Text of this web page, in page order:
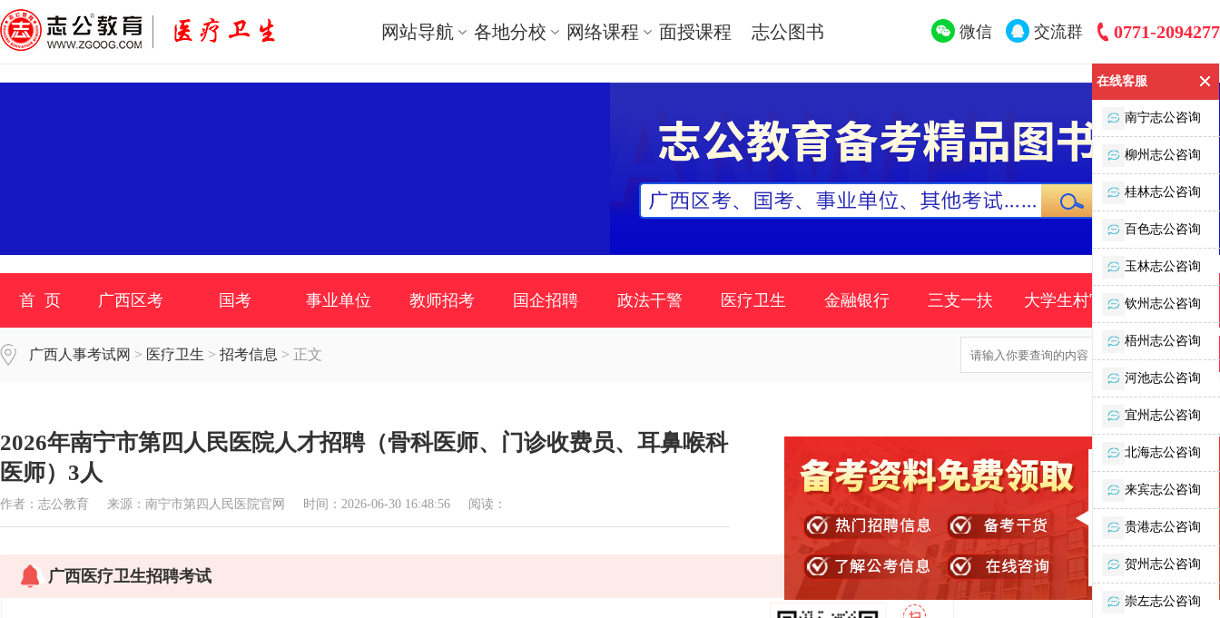
网站导航 各地分校 网络课程 面授课程 志公图书 微信 交流群 0771-2094277
首 页 广西区考 国考 事业单位 教师招考 国企招聘 政法干警 医疗卫生 金融银行 三支一扶 大学生村官 时事政策
广西人事考试网 > 医疗卫生 > 招考信息 > 正文
2026年南宁市第四人民医院人才招聘（骨科医师、门诊收费员、耳鼻喉科
医师）3人
作者：志公教育 来源：南宁市第四人民医院官网 时间：2026-06-30 16:48:56 阅读：
广西医疗卫生招聘考试
在线客服
南宁志公咨询
柳州志公咨询
桂林志公咨询
百色志公咨询
玉林志公咨询
钦州志公咨询
梧州志公咨询
河池志公咨询
宜州志公咨询
北海志公咨询
来宾志公咨询
贵港志公咨询
贺州志公咨询
崇左志公咨询